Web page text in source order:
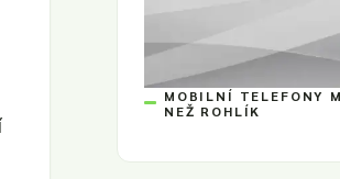
MOBILNÍ TELEFONY
NEŽ ROHLÍK